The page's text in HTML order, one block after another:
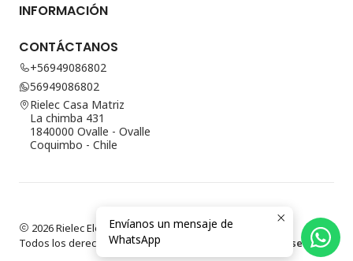
INFORMACIÓN
CONTÁCTANOS
+56949086802
56949086802
Rielec Casa Matriz
La chimba 431
1840000 Ovalle - Ovalle
Coquimbo - Chile
2026 Rielec Electricidad.
Todos los derechos reservados.
Desarrollado por Jumpseller.
Envíanos un mensaje de
WhatsApp